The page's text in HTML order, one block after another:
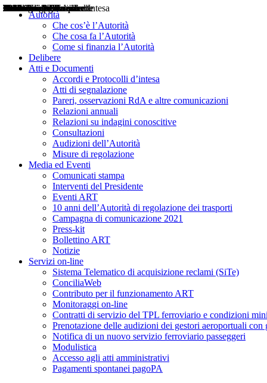
Autorità
Che cos’è l’Autorità
Che cosa fa l’Autorità
Come si finanzia l’Autorità
Delibere
Atti e Documenti
Accordi e Protocolli d’intesa
Atti di segnalazione
Pareri, osservazioni RdA e altre comunicazioni
Relazioni annuali
Relazioni su indagini conoscitive
Consultazioni
Audizioni dell’Autorità
Misure di regolazione
Media ed Eventi
Comunicati stampa
Interventi del Presidente
Eventi ART
10 anni dell’Autorità di regolazione dei trasporti
Campagna di comunicazione 2021
Press-kit
Bollettino ART
Notizie
Servizi on-line
Sistema Telematico di acquisizione reclami (SiTe)
ConciliaWeb
Contributo per il funzionamento ART
Monitoraggi on-line
Contratti di servizio del TPL ferroviario e condizioni
Prenotazione delle audizioni dei gestori aeroportuali con
Notifica di un nuovo servizio ferroviario passeggeri
Modulistica
Accesso agli atti amministrativi
Pagamenti spontanei pagoPA
Delibere
Pareri
Consultazioni
Audizioni
Atti di Segnalazione
Accordi e Protocolli d'Intesa
Relazioni annuali
Misure di regolazione
Notizie
Comunicati Stampa
Bollettini ART
Convegni ART
Interviste del Presidente
Articoli in primo piano
Interventi del Presidente
2004
2005
2010
2013
2014
2015
2016
2017
2018
2019
202
2020
2021
2022
2023
2024
2025
2026
Aereo
Marittimo
Terrestre